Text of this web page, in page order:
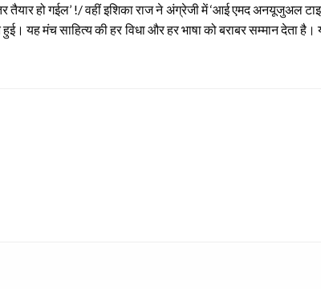
तैयार हो गईल’ !/ वहीं इशिका राज ने अंग्रेजी में ‘आई एमद अनयूजुअल
मंच साहित्य की हर विधा और हर भाषा को बराबर सम्मान देता